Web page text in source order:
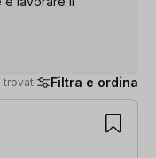
trovati Filtra e ordina